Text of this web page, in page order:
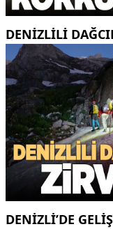
DENIZLILI
DENIZLI’DE